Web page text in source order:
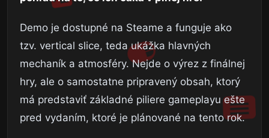
Demo je dostupné na Steame a funguje ako
tzv. vertical slice, teda ukážka hlavných
mechaník a atmosféry. Nejde o výrez z finálnej
hry, ale o samostatne pripravený obsah, ktorý
má predstaviť základné piliere gameplayu ešte
pred vydaním, ktoré je plánované na tento rok.